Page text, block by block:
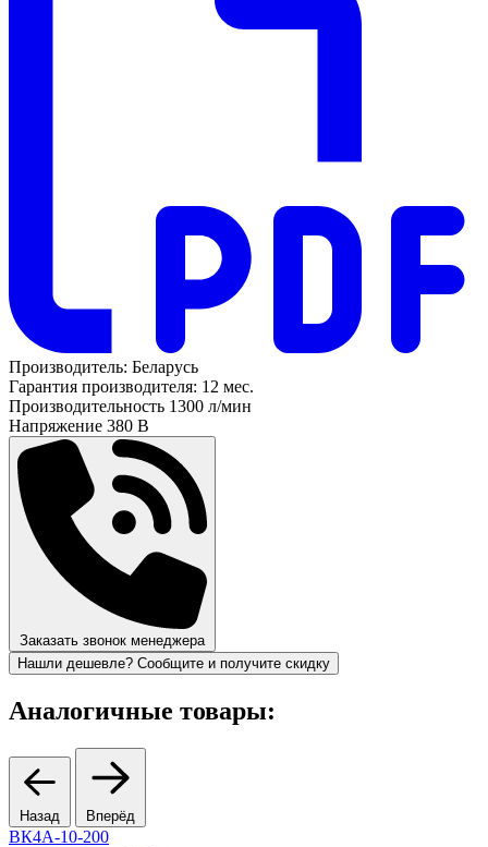
Производитель: Беларусь
Гарантия производителя: 12 мес.
Производительность 1300 л/мин
Напряжение 380 В
Заказать звонок менеджера
Нашли дешевле? Сообщите и получите скидку
Аналогичные товары:
Назад Вперёд
ВК4А-10-200